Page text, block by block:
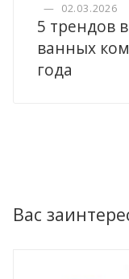
— 02.03.2026
5 трендов
ванных
года
Вас